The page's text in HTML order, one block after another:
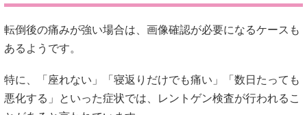
転倒後の痛みが強い場合は、画像確認が必要になるケースも
あるようです。
特に、「座れない」「寝返りだけでも痛い」「数日たっても
悪化する」といった症状では、レントゲン検査が行われるこ